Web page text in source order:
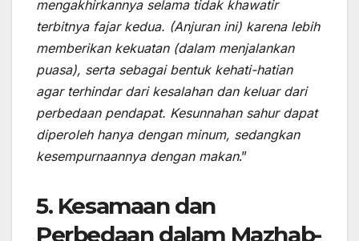
mengakhirkannya selama tidak khawatir
terbitnya fajar kedua. (Anjuran ini) karena lebih
memberikan kekuatan (dalam menjalankan
puasa), serta sebagai bentuk kehati-hatian
agar terhindar dari kesalahan dan keluar dari
perbedaan pendapat. Kesunnahan sahur dapat
diperoleh hanya dengan minum, sedangkan
kesempurnaannya dengan makan.”
5. Kesamaan dan
Perbedaan dalam Mazhab-